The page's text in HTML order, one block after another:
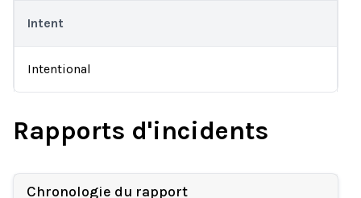
Intent
Intentional
Rapports d'incidents
Chronologie du rapport